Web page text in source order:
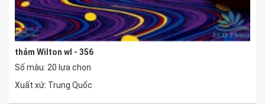
thảm Wilton wl - 356
Số màu: 20 lựa chọn
Xuất xứ: Trung Quốc